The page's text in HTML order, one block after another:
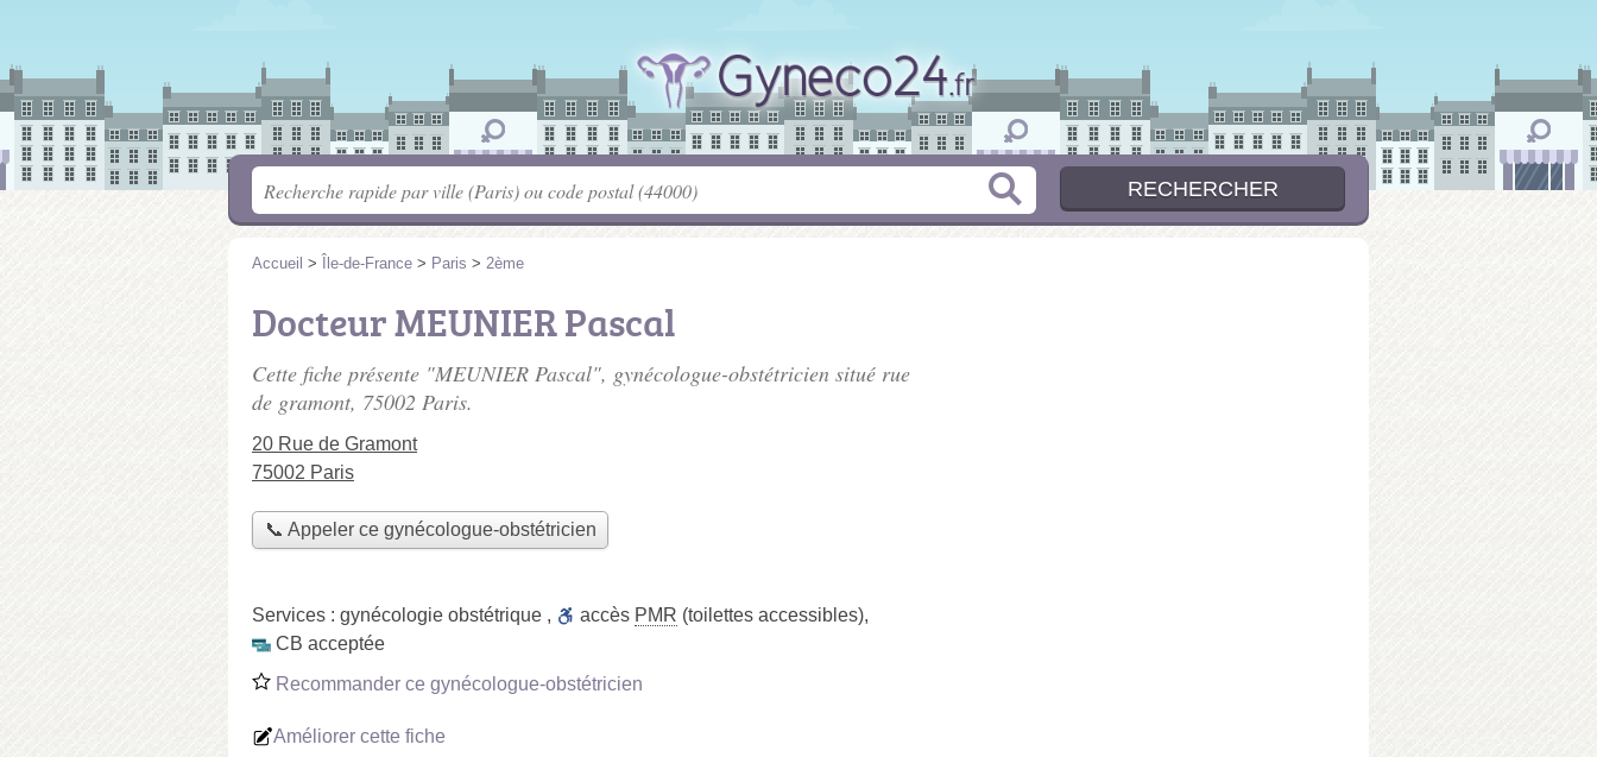
Accueil > Île-de-France > Paris > 2ème
Docteur MEUNIER Pascal
Cette fiche présente "MEUNIER Pascal", gynécologue-obstétricien situé rue
de gramont, 75002 Paris.
20 Rue de Gramont
75002 Paris
📞 Appeler ce gynécologue-obstétricien
Services : gynécologie obstétrique , accès PMR (toilettes accessibles),
CB acceptée
Recommander ce gynécologue-obstétricien
Améliorer cette fiche